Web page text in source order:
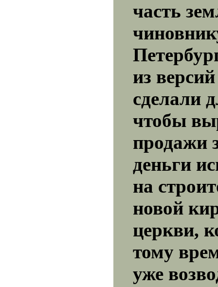
часть
из
сделали
чтобы
продажи
деньги
на
новой
церкви,
тому
уже